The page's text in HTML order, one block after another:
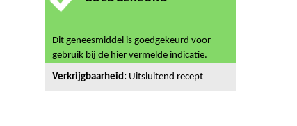
Dit geneesmiddel is goedgekeurd voor
gebruik bij de hier vermelde indicatie.
Verkrijgbaarheid: Uitsluitend recept